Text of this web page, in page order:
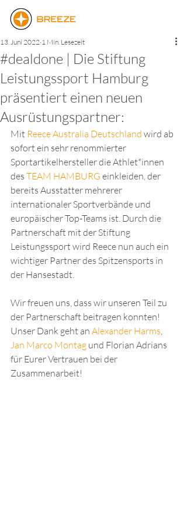
#dealdone | Die Stiftung
Leistungssport Hamburg
präsentiert einen neuen
Ausrüstungspartner:
13. Juni 2022 1 Min. Lesezeit
Mit Reece Australia Deutschland wird ab
sofort ein sehr renommierter
Sportartikelhersteller die Athlet*innen
des TEAM HAMBURG einkleiden, der
bereits Ausstatter mehrerer
internationaler Sportverbände und
europäischer Top-Teams ist. Durch die
Partnerschaft mit der Stiftung
Leistungssport wird Reece nun auch ein
wichtiger Partner des Spitzensports in
der Hansestadt.
Wir freuen uns, dass wir unseren Teil zu
der Partnerschaft beitragen konnten!
Unser Dank geht an Alexander Harms,
Jan Marco Montag und Florian Adrians
für Eurer Vertrauen bei der
Zusammenarbeit!